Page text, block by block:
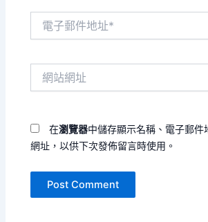
在瀏覽器中儲存顯示名稱、電子郵件
網址，以供下次發佈留言時使用。